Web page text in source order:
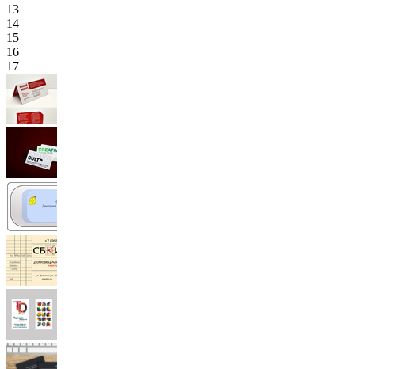
13
14
15
16
17